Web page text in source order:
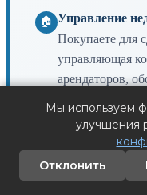
🏠 Управление
Покупаете для
управляющая
арендаторов,
🌐
Говорим на
Английский,
финский,
RAICV 1663,
Мы используем
улучшения
Отклонить